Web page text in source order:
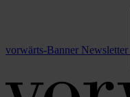
vorwärts-Banner Newsletter